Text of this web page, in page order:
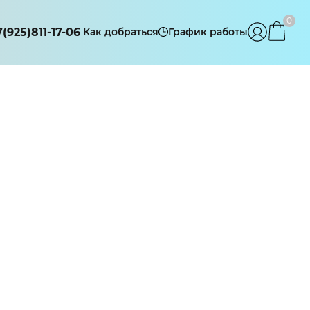
17-06 Как добраться График работы
0